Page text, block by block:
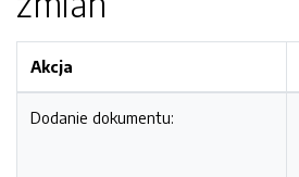
Akcja
Dodanie dokumentu: